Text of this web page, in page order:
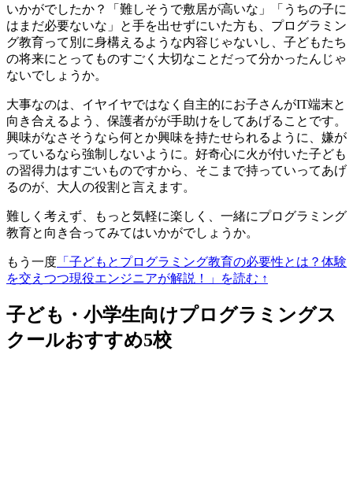
いかがでしたか？「難しそうで敷居が高いな」「うちの子に
はまだ必要ないな」と手を出せずにいた方も、プログラミン
グ教育って別に身構えるような内容じゃないし、子どもたち
の将来にとってものすごく大切なことだって分かったんじゃ
ないでしょうか。
大事なのは、イヤイヤではなく 自主的にお子さんがIT端末と
向き合えるよう、保護者がが手助けをしてあげる ことです。
興味がなさそうなら何とか興味を持たせられるように、嫌が
っているなら強制しないように。好奇心に火が付いた子ども
の習得力はすごいものですから、そこまで持っていってあげ
るのが、大人の役割と言えます。
難しく考えず、もっと気軽に楽しく、一緒にプログラミング
教育と向き合ってみてはいかがでしょうか。
もう一度 「子どもとプログラミング教育の必要性とは？体験
を交えつつ現役エンジニアが解説！」を読む ↑
子ども・小学生向けプログラミングス
クールおすすめ5校